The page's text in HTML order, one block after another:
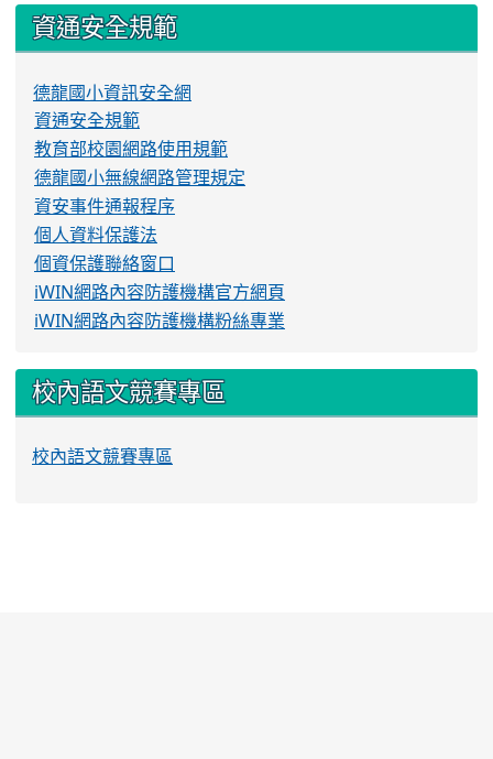
資通安全規範
德龍國小資訊安全網
資通安全規範
教育部校園網路使用規範
德龍國小無線網路管理規定
資安事件通報程序
個人資料保護法
個資保護聯絡窗口
iWIN網路內容防護機構官方網頁
iWIN網路內容防護機構粉絲專業
校內語文競賽專區
校內語文競賽專區